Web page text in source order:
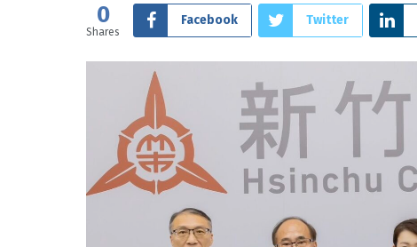
0
Shares
Facebook Twitter